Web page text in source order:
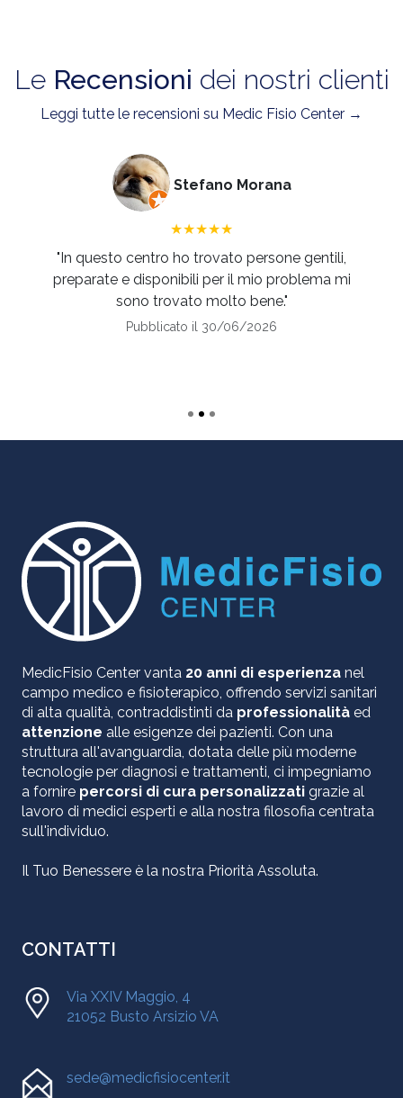
Le Recensioni dei nostri clienti
Leggi tutte le recensioni su Medic Fisio Center →
Stefano Morana
★★★★★
"In questo centro ho trovato persone gentili,
preparate e disponibili per il mio problema mi
sono trovato molto bene."
Pubblicato il 30/06/2026
MedicFisio Center vanta 20 anni di esperienza nel
campo medico e fisioterapico, offrendo servizi sanitari
di alta qualità, contraddistinti da professionalità ed
attenzione alle esigenze dei pazienti. Con una
struttura all'avanguardia, dotata delle più moderne
tecnologie per diagnosi e trattamenti, ci impegniamo
a fornire percorsi di cura personalizzati grazie al
lavoro di medici esperti e alla nostra filosofia centrata
sull'individuo.
Il Tuo Benessere è la nostra Priorità Assoluta.
CONTATTI
Via XXIV Maggio, 4
21052 Busto Arsizio VA
sede@medicfisiocenter.it